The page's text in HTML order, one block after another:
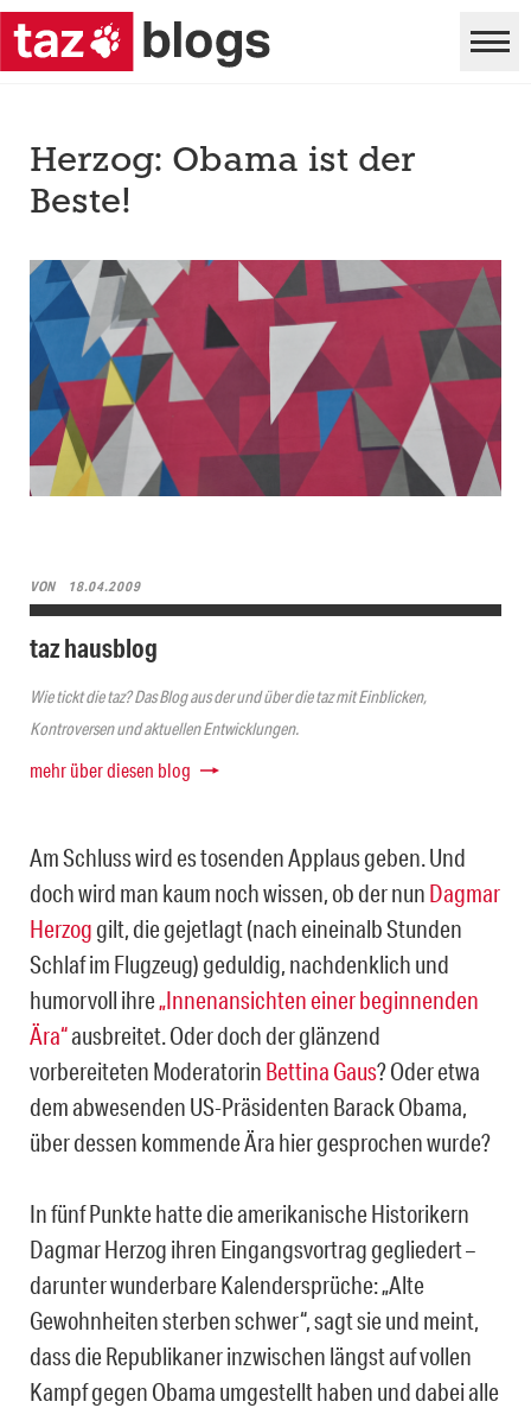
Herzog: Obama ist der
Beste!
VON 18.04.2009
taz hausblog
Wie tickt die taz? Das Blog aus der und über die taz mit Einblicken,
Kontroversen und aktuellen Entwicklungen.
mehr über diesen blog
Am Schluss wird es tosenden Applaus geben. Und
doch wird man kaum noch wissen, ob der nun Dagmar
Herzoggilt, die gejetlagt (nach eineinalb Stunden
Schlaf im Flugzeug) geduldig, nachdenklich und
humorvoll ihre„Innenansichten einer beginnenden
Ära“ausbreitet. Oder doch der glänzend
vorbereiteten Moderatorin Bettina Gaus? Oder etwa
dem abwesenden US-Präsidenten Barack Obama,
über dessen kommende Ära hier gesprochen wurde?
In fünf Punkte hatte die amerikanische Historikern
Dagmar Herzog ihren Eingangsvortrag gegliedert –
darunter wunderbare Kalendersprüche: „Alte
Gewohnheiten sterben schwer“, sagt sie und meint,
dass die Republikaner inzwischen längst auf vollen
Kampf gegen Obama umgestellt haben und dabei alle